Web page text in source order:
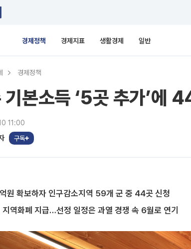
경제정책 경제지표 생활경제 일반
경제정책
기본소득 ‘5곳 추가’에
11:00
구독
원 확보하자 인구감소지역 59개 군 중 44곳 신청
역화폐 지급…선정 일정은 과열 경쟁 속 6월로 연기